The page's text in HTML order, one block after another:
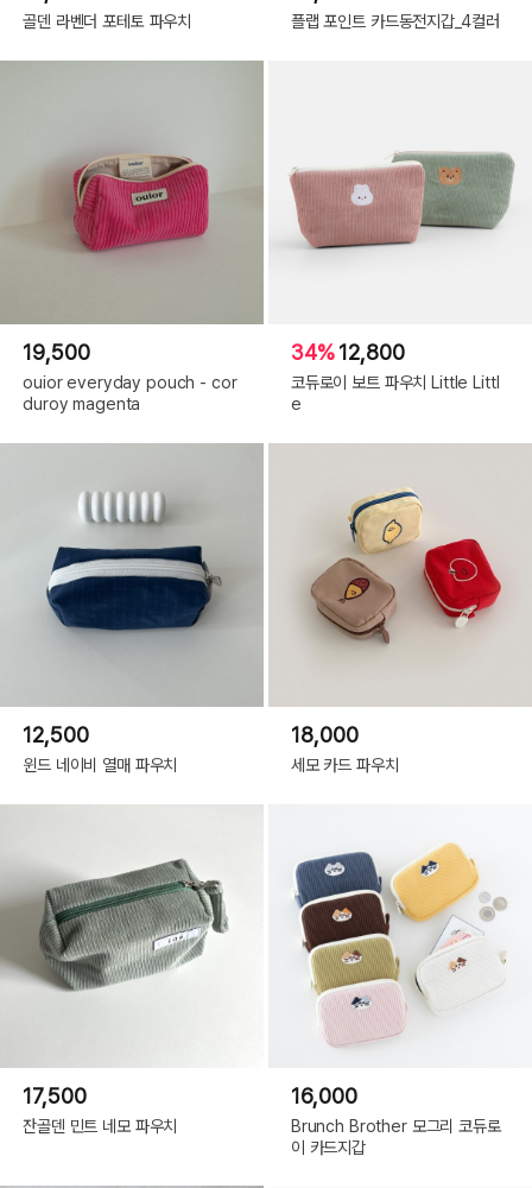
골덴 라벤더 포테토 파우치 플랩 포인트 카드동전지갑_4컬러
19,500
ouior everyday pouch - cor
duroy magenta
34%12,800
코듀로이 보트 파우치 Little Littl
e
12,500
윈드 네이비 열매 파우치
18,000
세모 카드 파우치
17,500
잔골덴 민트 네모 파우치
16,000
Brunch Brother 모그리 코듀로
이 카드지갑